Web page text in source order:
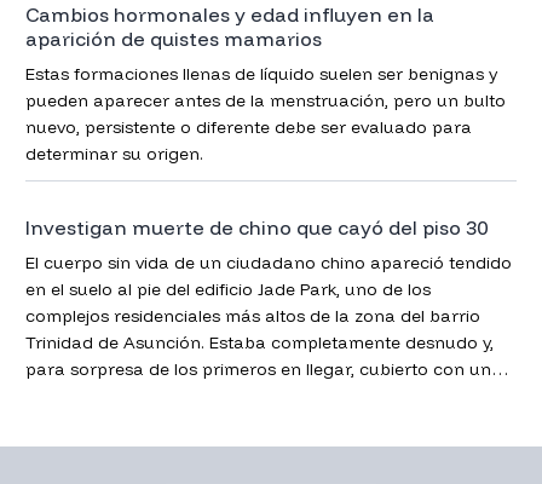
Cambios hormonales y edad influyen en la
aparición de quistes mamarios
Estas formaciones llenas de líquido suelen ser benignas y
pueden aparecer antes de la menstruación, pero un bulto
nuevo, persistente o diferente debe ser evaluado para
determinar su origen.
Investigan muerte de chino que cayó del piso 30
El cuerpo sin vida de un ciudadano chino apareció tendido
en el suelo al pie del edificio Jade Park, uno de los
complejos residenciales más altos de la zona del barrio
Trinidad de Asunción. Estaba completamente desnudo y,
para sorpresa de los primeros en llegar, cubierto con una